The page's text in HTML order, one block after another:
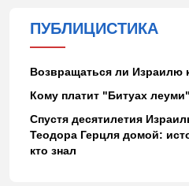
ПУБЛИЦИСТИКА
Возвращаться ли Израилю
Кому платит "Битуах
Спустя десятилетия
Теодора Герцля домой:
кто знал